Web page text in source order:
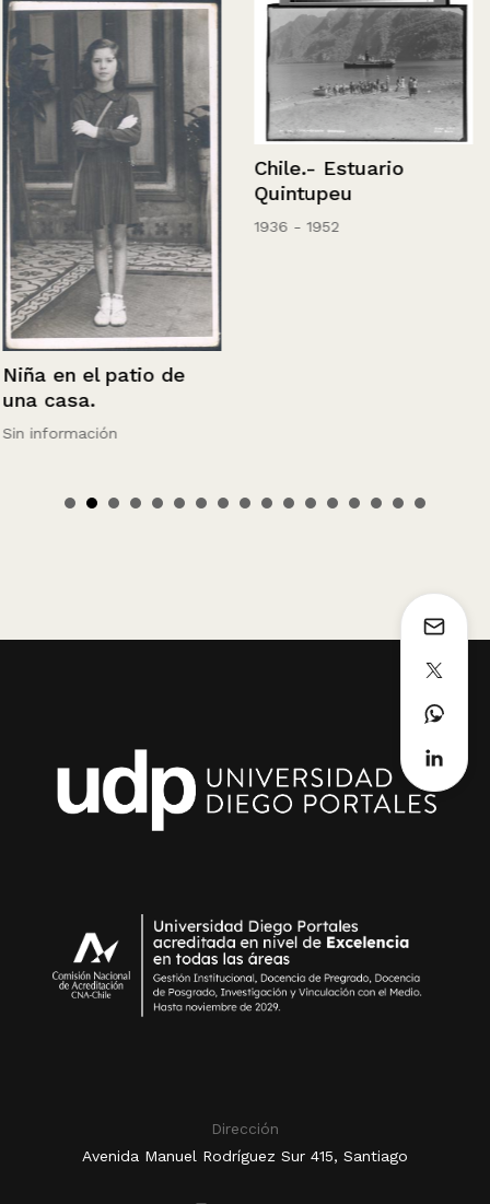
Niña en el patio de
una casa.
Sin información
Chile.- Estuario
Quintupeu
1936 - 1952
Dirección
Avenida Manuel Rodríguez Sur 415, Santiago